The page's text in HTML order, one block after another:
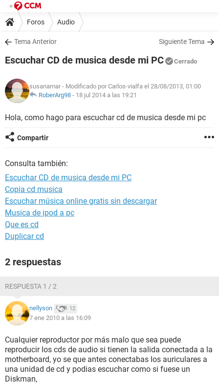
Foros Audio
Tema Anterior Siguiente Tema
Escuchar CD de musica desde mi PC Cerrado
susanamar - Modificado por Carlos-vialfa el 28/08/2013, 01:00
RoberArg98 - 18 jul 2014 a las 19:21
Hola, como hago para escuchar cd de musica desde mi pc
Compartir
Consulta también:
Escuchar CD de musica desde mi PC
Copia cd musica
Escuchar música online gratis sin descargar
Musica de ipod a pc
Que es cd
Duplicar cd
2 respuestas
RESPUESTA 1 / 2
nellyson 12
7 ene 2010 a las 16:09
Cualquier reproductor por más malo que sea puede
reproducir los cds de audio si tienen la salida conectada a la
motherboard, yo se que antes conectabas los auriculares a
una unidad de cd y podias escuchar como si fuese un
Diskman,